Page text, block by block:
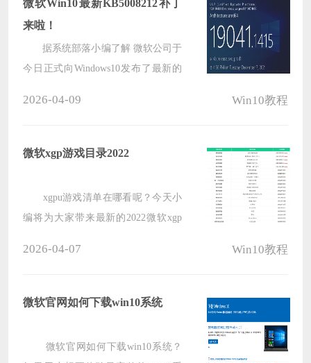
微软Win10最新KB5008212补丁
来啦！
据系统部落小编了解 微软公司于
今日正式向Windows10发布了最新的
也并未带来新的功能改进。
2026-04-09 Win10教程
微软xgp游戏目录2022
xgpu游戏清单在哪看呢？今天小
编将为大家带来最新的2022微软xgp
2026-04-07 Win10教程
微软官网如何下载win10系统
微软官网如何下载win10系统？